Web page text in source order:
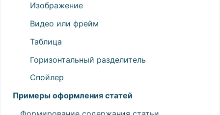
Изображение
Видео или фрейм
Таблица
Горизонтальный разделитель
Спойлер
Примеры оформления статей